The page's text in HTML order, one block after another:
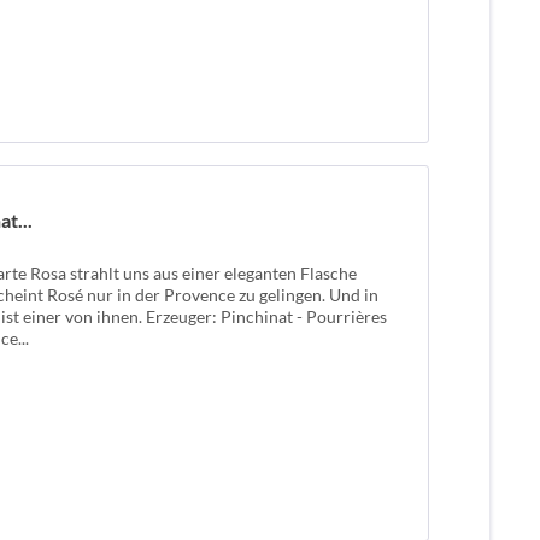
Rosa strahlt uns aus einer eleganten Flasche
Rosé nur in der Provence zu gelingen. Und in
einer von ihnen. Erzeuger: Pinchinat - Pourrières